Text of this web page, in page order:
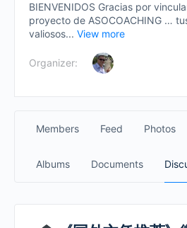
BIENVENIDOS Gracias por
proyecto de ASOCOACHING …
valiosos... View more
Organizer:
Members Feed Photos
Albums Documents